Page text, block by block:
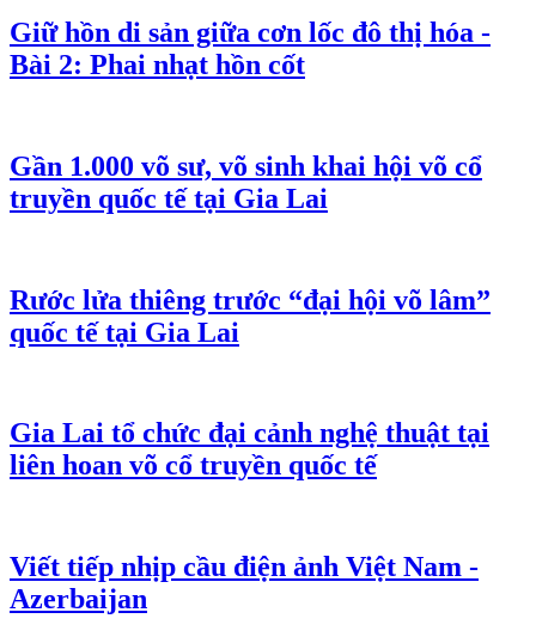
Giữ hồn di sản giữa cơn lốc đô thị hóa -
Bài 2: Phai nhạt hồn cốt
Gần 1.000 võ sư, võ sinh khai hội võ cổ
truyền quốc tế tại Gia Lai
Rước lửa thiêng trước “đại hội võ lâm”
quốc tế tại Gia Lai
Gia Lai tổ chức đại cảnh nghệ thuật tại
liên hoan võ cổ truyền quốc tế
Viết tiếp nhịp cầu điện ảnh Việt Nam -
Azerbaijan